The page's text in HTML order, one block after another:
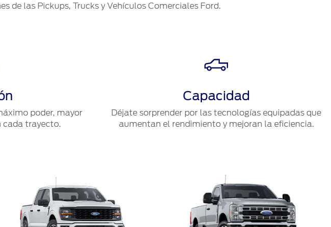
de las Pickups, Trucks y Vehículos Comerciales Ford.
poder, mayor
cada trayecto.
Capacidad
Déjate sorprender por las tecnologías equipadas que
aumentan el rendimiento y mejoran la eficiencia.